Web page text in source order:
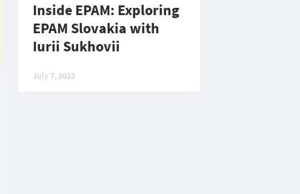
Inside EPAM: Exploring
EPAM Slovakia with
Iurii Sukhovii
July 7, 2023